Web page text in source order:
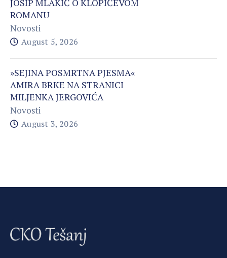
JOSIP MLAKIĆ O KLOPIĆEVOM
ROMANU
Novosti
August 5, 2026
»SEJINA POSMRTNA PJESMA«
AMIRA BRKE NA STRANICI
MILJENKA JERGOVIĆA
Novosti
August 3, 2026